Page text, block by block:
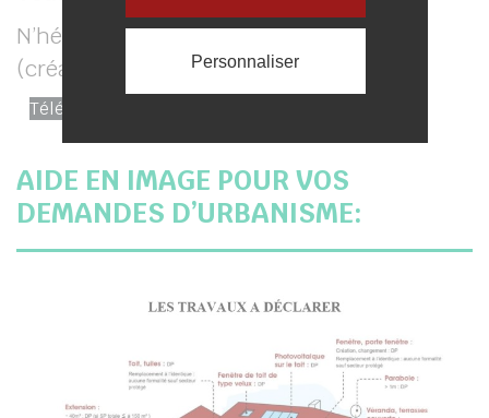
N’hésitez pas consulter ce pas à pas
(création de compte et formulaire) :
GUIDE GUICHET UNIQUE – PARTICULIERS
Télécharger
AIDE EN IMAGE POUR VOS
DEMANDES D’URBANISME:
Personnaliser